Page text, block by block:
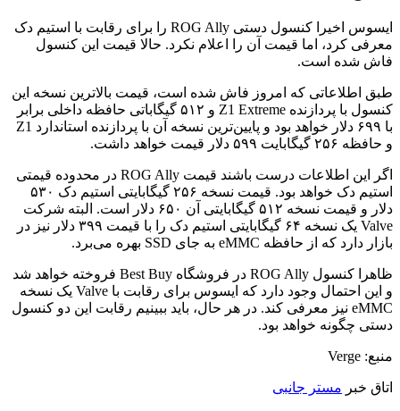
ایسوس اخیرا کنسول دستی ROG Ally را برای رقابت با استیم دک
معرفی کرد، اما قیمت آن را اعلام نکرد. حالا قیمت این کنسول
فاش شده است.
طبق اطلاعاتی که امروز فاش شده است، قیمت بالاترین نسخه این
کنسول با پردازنده Z1 Extreme و ۵۱۲ گیگاباتی حافظه داخلی برابر
با ۶۹۹ دلار خواهد بود و پایین‌ترین نسخه آن با پردازنده استاندارد Z1
و حافظه ۲۵۶ گیگابایت ۵۹۹ دلار قیمت خواهد داشت.
اگر این اطلاعات درست باشند قیمت ROG Ally در محدوده قیمتی
استیم دک خواهد بود. قیمت نسخه ۲۵۶ گیگابایتی استیم دک ۵۳۰
دلار و قیمت نسخه ۵۱۲ گیگابایتی آن ۶۵۰ دلار است. البته شرکت
Valve یک نسخه ۶۴ گیگابایتی استیم دک را با قیمت ۳۹۹ دلار نیز در
بازار دارد که از حافظه eMMC به جای SSD بهره می‌برد.
ظاهرا کنسول ROG Ally در فروشگاه Best Buy فروخته خواهد شد
و این احتمال وجود دارد که ایسوس برای رقابت با Valve یک نسخه
eMMC نیز معرفی کند. در هر حال، باید ببینیم رقابت این دو کنسول
دستی چگونه خواهد بود.
منبع: Verge
اتاق خبر مستر جانبی